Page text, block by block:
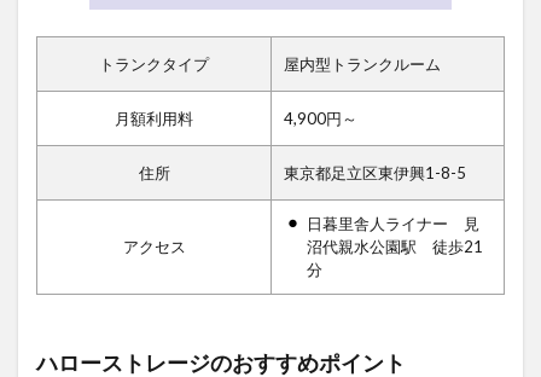
トランクタイプ 屋内型トランクルーム
月額利用料 4,900円～
住所 東京都足立区東伊興1-8-5
アクセス
日暮里舎人ライナー 見
沼代親水公園駅 徒歩21
分
ハローストレージのおすすめポイント